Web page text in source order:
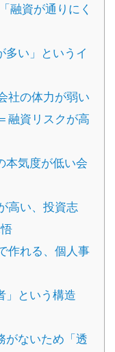
融資が通りにく
い」というイ
社の体力が弱い
融資リスクが高
気度が低い会
高い、投資志
作れる、個人事
という構造
ないため「透